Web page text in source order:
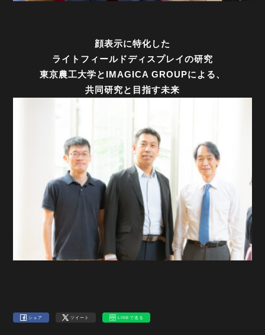
顔表示に特化した
ライトフィールドディスプレイの研究
東京農工大学とIMAGICA GROUPによる、
共同研究と目指す未来
シェア ツイート LINEで送る